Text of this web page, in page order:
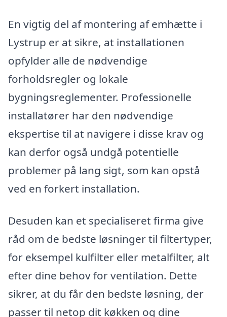
En vigtig del af montering af emhætte i
Lystrup er at sikre, at installationen
opfylder alle de nødvendige
forholdsregler og lokale
bygningsreglementer. Professionelle
installatører har den nødvendige
ekspertise til at navigere i disse krav og
kan derfor også undgå potentielle
problemer på lang sigt, som kan opstå
ved en forkert installation.
Desuden kan et specialiseret firma give
råd om de bedste løsninger til filtertyper,
for eksempel kulfilter eller metalfilter, alt
efter dine behov for ventilation. Dette
sikrer, at du får den bedste løsning, der
passer til netop dit køkken og dine